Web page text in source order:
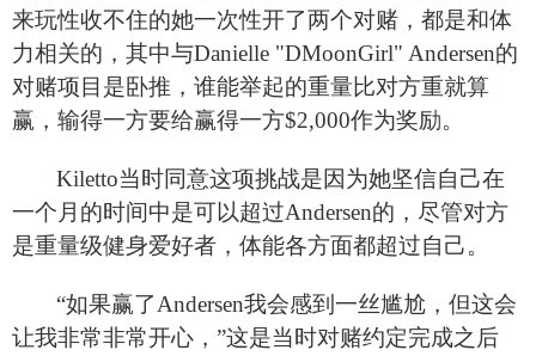
来玩性收不住的她一次性开了两个对赌，都是和体
力相关的，其中与Danielle "DMoonGirl" Andersen的
对赌项目是卧推，谁能举起的重量比对方重就算
赢，输得一方要给赢得一方$2,000作为奖励。
Kiletto当时同意这项挑战是因为她坚信自己在
一个月的时间中是可以超过Andersen的，尽管对方
是重量级健身爱好者，体能各方面都超过自己。
“如果赢了Andersen我会感到一丝尴尬，但这会
让我非常非常开心，”这是当时对赌约定完成之后